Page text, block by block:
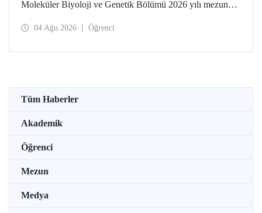
Moleküler Biyoloji ve Genetik Bölümü 2026 yılı mezunu
Etkinliklere Katılım Desteği kapsamında 75’inci Lindau
04 Ağu 2026 Öğrenci
Tüm Haberler
Akademik
Öğrenci
Mezun
Medya